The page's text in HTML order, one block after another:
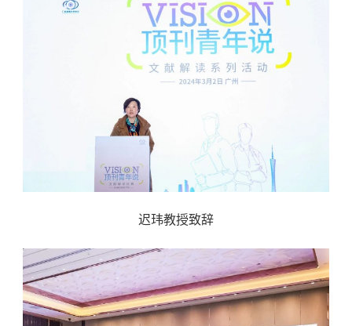
迟玮教授致辞